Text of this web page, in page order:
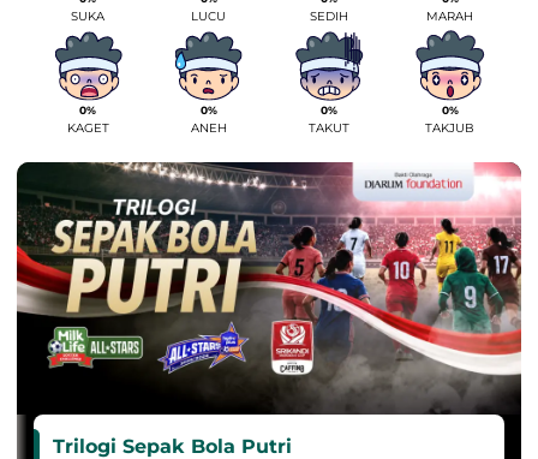
SUKA LUCU SEDIH MARAH
0%
KAGET
0%
ANEH
0%
TAKUT
0%
TAKJUB
Trilogi Sepak Bola Putri